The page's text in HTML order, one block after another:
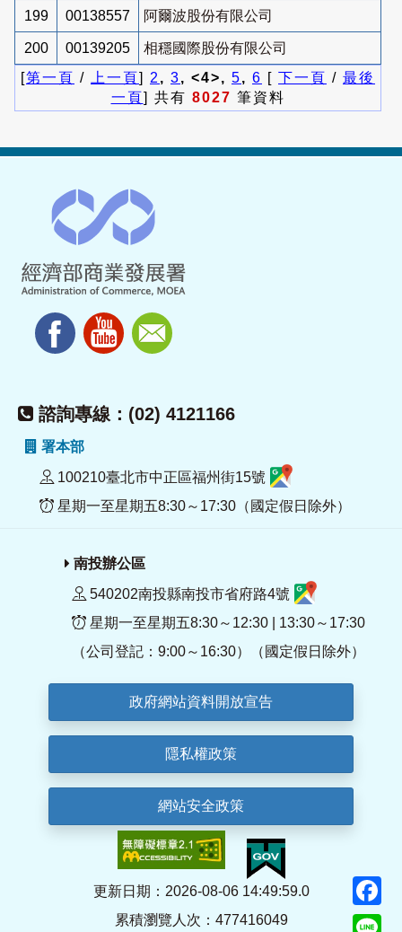
199 00138557 阿爾波股份有限公司
200 00139205
相穩國際股份有限公司
[第一頁 / 上一頁] 2 , 3, <4>, 5, 6 [ 下一頁 / 最後
一頁] 共有 8027 筆資料
諮詢專線：(02) 4121166
署本部
100210臺北市中正區福州街15號
星期一至星期五8:30～17:30（國定假日除外）
南投辦公區
540202南投縣南投市省府路4號
星期一至星期五8:30～12:30 | 13:30～17:30
（公司登記：9:00～16:30）（國定假日除外）
政府網站資料開放宣告
隱私權政策
網站安全政策
更新日期：2026-08-06 14:49:59.0
累積瀏覽人次：477416049